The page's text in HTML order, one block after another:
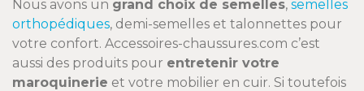
Nous avons un grand choix de semelles, semelles
orthopédiques, demi-semelles et talonnettes pour
votre confort. Accessoires-chaussures.com c’est
aussi des produits pour entretenir votre
maroquinerie et votre mobilier en cuir. Si toutefois